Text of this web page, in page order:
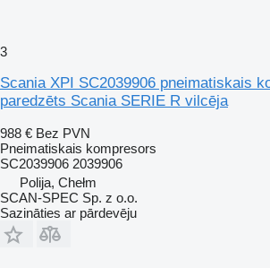
3
Scania XPI SC2039906 pneimatiskais
paredzēts Scania SERIE R vilcēja
988 € Bez PVN
Pneimatiskais kompresors
SC2039906 2039906
Polija, Chełm
SCAN-SPEC Sp. z o.o.
Sazināties ar pārdevēju